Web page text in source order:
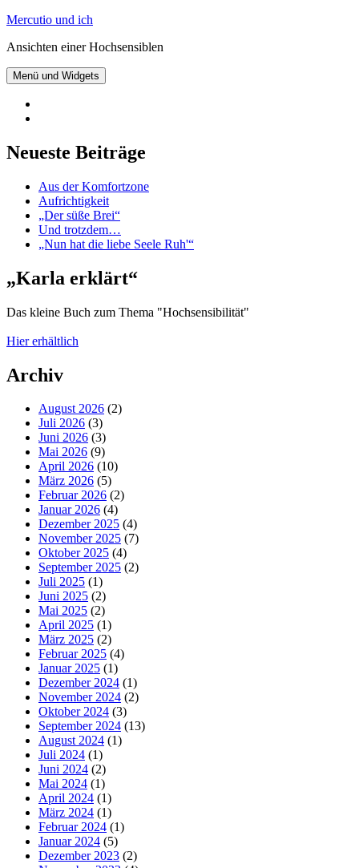
Zum
springen
Mercutio und ich
Ansichten einer Hochsensiblen
Menü und Widgets
Neueste Beiträge
Aus der Komfortzone
Aufrichtigkeit
„Der süße Brei“
Und trotzdem…
„Nun hat die liebe Seele Ruh'“
„Karla erklärt“
Das kleine Buch zum Thema "Hochsensibilität"
Hier erhältlich
Archiv
August 2026 (2)
Juli 2026 (3)
Juni 2026 (3)
Mai 2026 (9)
April 2026 (10)
März 2026 (5)
Februar 2026 (2)
Januar 2026 (4)
Dezember 2025 (4)
November 2025 (7)
Oktober 2025 (4)
September 2025 (2)
Juli 2025 (1)
Juni 2025 (2)
Mai 2025 (2)
April 2025 (1)
März 2025 (2)
Februar 2025 (4)
Januar 2025 (1)
Dezember 2024 (1)
November 2024 (2)
Oktober 2024 (3)
September 2024 (13)
August 2024 (1)
Juli 2024 (1)
Juni 2024 (2)
Mai 2024 (1)
April 2024 (1)
März 2024 (1)
Februar 2024 (1)
Januar 2024 (5)
Dezember 2023 (2)